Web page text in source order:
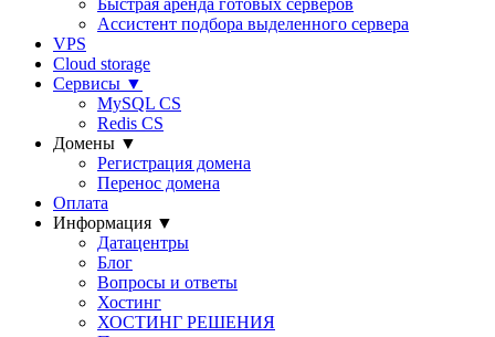
Ассистент подбора выделенного сервера
VPS
Cloud storage
Сервисы ▼
MySQL CS
Redis CS
Домены ▼
Регистрация домена
Перенос домена
Оплата
Информация ▼
Датацентры
Блог
Вопросы и ответы
Хостинг
ХОСТИНГ РЕШЕНИЯ